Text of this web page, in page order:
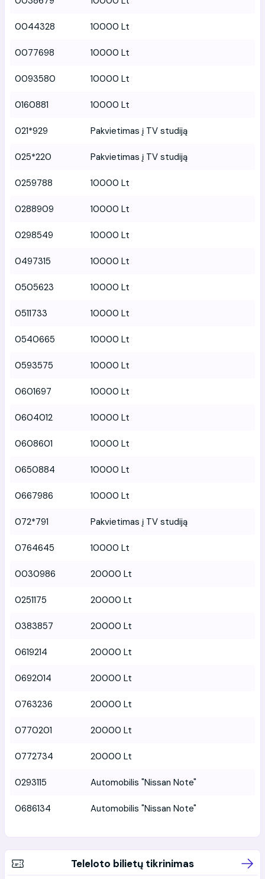
0044328 10000 Lt
0077698 10000 Lt
0093580 10000 Lt
0160881 10000 Lt
021*929 Pakvietimas į TV studiją
025*220 Pakvietimas į TV studiją
0259788 10000 Lt
0288909 10000 Lt
0298549 10000 Lt
0497315 10000 Lt
0505623 10000 Lt
0511733 10000 Lt
0540665 10000 Lt
0593575 10000 Lt
0601697 10000 Lt
0604012 10000 Lt
0608601 10000 Lt
0650884 10000 Lt
0667986 10000 Lt
072*791 Pakvietimas į TV studiją
0764645 10000 Lt
0030986 20000 Lt
0251175 20000 Lt
0383857 20000 Lt
0619214 20000 Lt
0692014 20000 Lt
0763236 20000 Lt
0770201 20000 Lt
0772734 20000 Lt
0293115 Automobilis "Nissan Note"
0686134 Automobilis "Nissan Note"
Teleloto bilietų tikrinimas